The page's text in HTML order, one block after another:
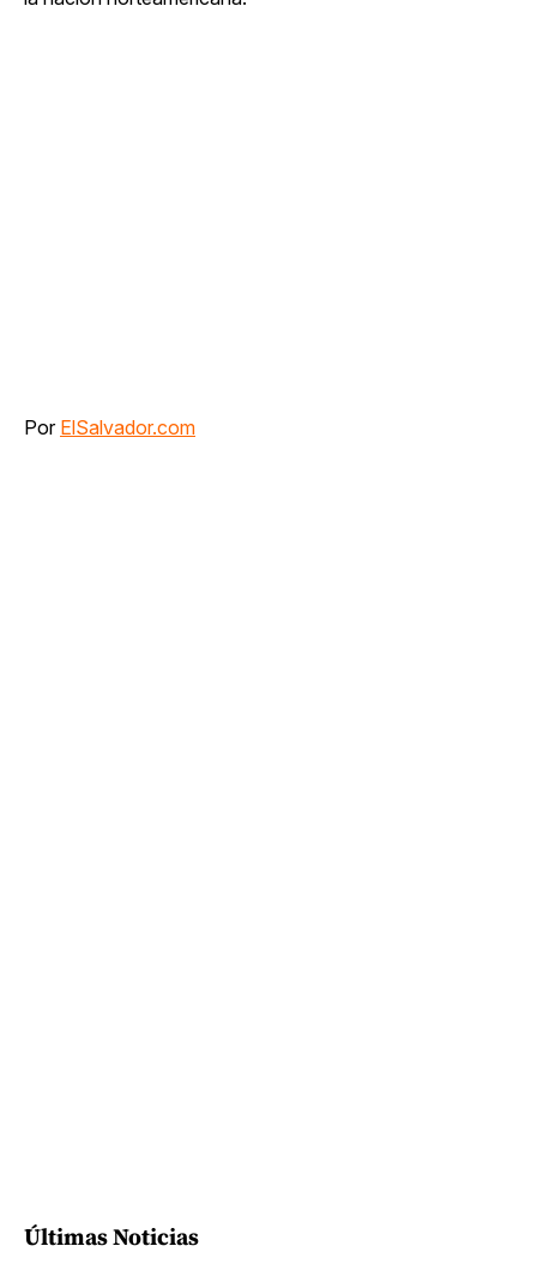
Por ElSalvador.com
Últimas Noticias